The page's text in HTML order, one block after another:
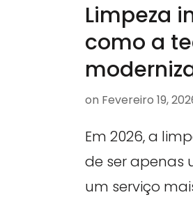
Limpeza
como a
on Fevereiro 19,
Em 2026, a
de ser apenas
um serviço